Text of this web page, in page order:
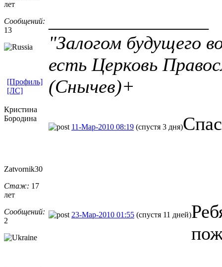
лет
Сообщений:
13
"Залогом будущего
есть Церковь
(Снычев)+
[Профиль]
[ЛС]
Кристина
Бородина
11-Мар-2010 08:19 (спустя 3 дня)
Zatvornik30
Стаж: 17
лет
Сообщений:
2
23-Мар-2010 01:55 (спустя 11 дней)